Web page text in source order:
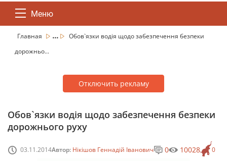
Меню
Главная ...
Обов`язки водія щодо забезпечення безпеки
дорожньо...
Отключить рекламу
Обов`язки водія щодо забезпечення безпеки
дорожнього руху
03.11.2014Автор: Нікішов Геннадій Іванович 0
0 10028